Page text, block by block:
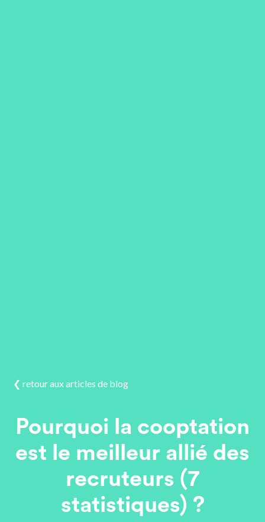
❮ retour aux articles de blog
Pourquoi la cooptation
est le meilleur allié des
recruteurs (7
statistiques) ?